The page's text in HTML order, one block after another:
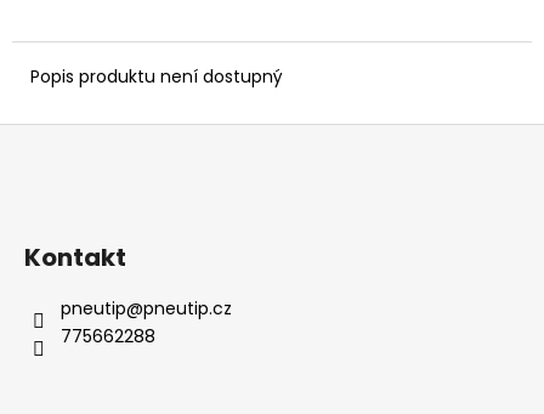
Popis produktu není dostupný
Z
Kontakt
pneutip@pneutip.cz
775662288